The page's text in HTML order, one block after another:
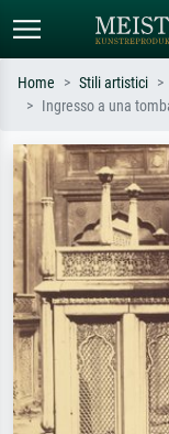
Cerca per artista, titolo
Monet, Notte
Impressionismo, onda
nudo.
Home Stili artistici
Ingresso a una